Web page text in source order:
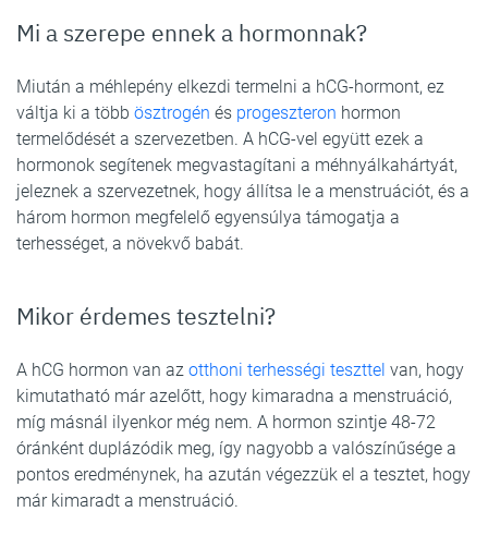
Mi a szerepe ennek a hormonnak?
Miután a méhlepény elkezdi termelni a hCG-hormont, ez
váltja ki a több ösztrogén és progeszteron hormon
termelődését a szervezetben. A hCG-vel együtt ezek a
hormonok segítenek megvastagítani a méhnyálkahártyát,
jeleznek a szervezetnek, hogy állítsa le a menstruációt, és a
három hormon megfelelő egyensúlya támogatja a
terhességet, a növekvő babát.
Mikor érdemes tesztelni?
A hCG hormon van az otthoni terhességi teszttel van, hogy
kimutatható már azelőtt, hogy kimaradna a menstruáció,
míg másnál ilyenkor még nem. A hormon szintje 48-72
óránként duplázódik meg, így nagyobb a valószínűsége a
pontos eredménynek, ha azután végezzük el a tesztet, hogy
már kimaradt a menstruáció.